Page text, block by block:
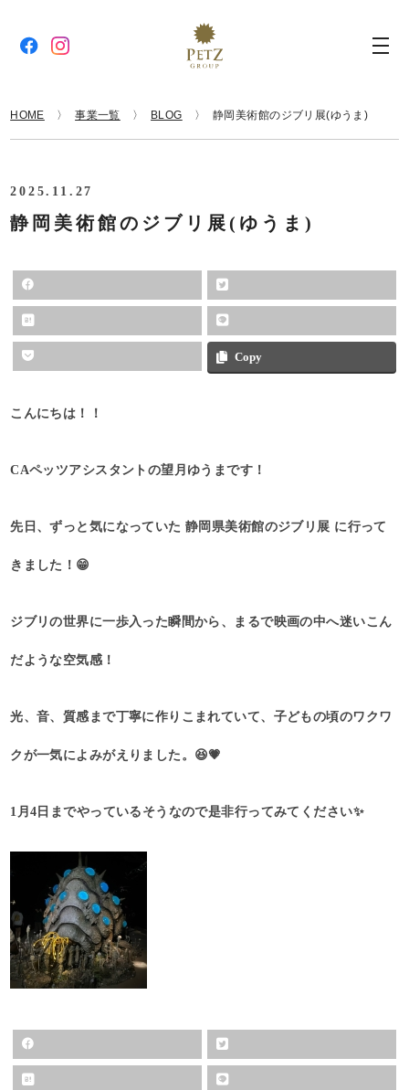
HOME 事業一覧 BLOG 静岡美術館のジブリ展(ゆうま)
2025.11.27
静岡美術館のジブリ展(ゆうま)
Copy
こんにちは！！
CAペッツアシスタントの望月ゆうまです！
先日、ずっと気になっていた 静岡県美術館のジブリ展 に行って
きました！😁
ジブリの世界に一歩入った瞬間から、まるで映画の中へ迷いこん
だような空気感！
光、音、質感まで丁寧に作りこまれていて、子どもの頃のワクワ
クが一気によみがえりました。😆💗
1月4日までやっているそうなので是非行ってみてください✨